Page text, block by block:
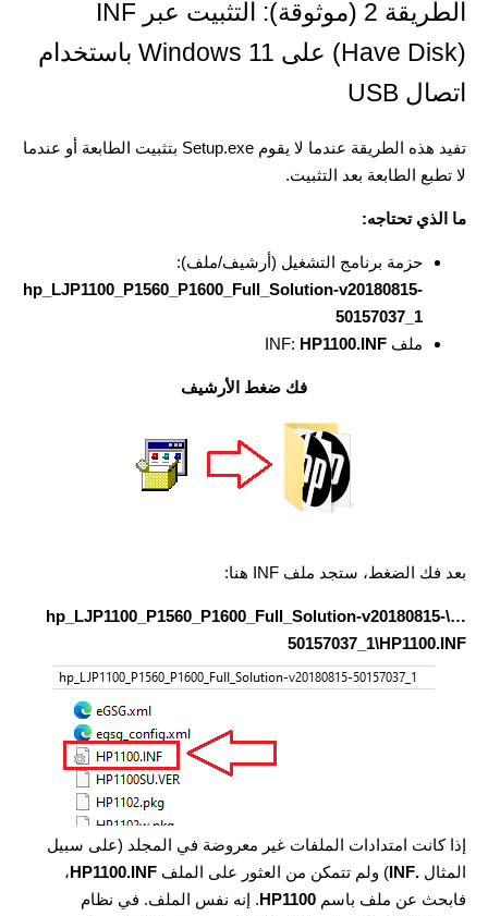
الطريقة 2 (موثوقة): التثبيت عبر INF
(Have Disk) على Windows 11 باستخدام
اتصال USB
تفيد هذه الطريقة عندما لا يقوم Setup.exe بتثبيت الطابعة أو عندما
لا تطبع الطابعة بعد التثبيت.
ما الذي تحتاجه:
حزمة برنامج التشغيل (أرشيف/ملف):
hp_LJP1100_P1560_P1600_Full_Solution-v20180815-
50157037_1
ملف INF: HP1100.INF
فك ضغط الأرشيف
بعد فك الضغط، ستجد ملف INF هنا:
…\hp_LJP1100_P1560_P1600_Full_Solution-v20180815-
50157037_1\HP1100.INF
إذا كانت امتدادات الملفات غير معروضة في المجلد (على سبيل
المثال .INF ) ولم تتمكن من العثور على الملف HP1100.INF،
فابحث عن ملف باسم HP1100. إنه نفس الملف. في نظام